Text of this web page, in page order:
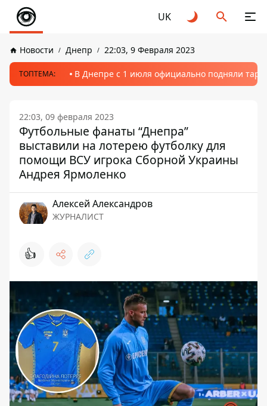
UK
Новости Днепр 22:03, 9 Февраля 2023
ТОПТЕМА: В Днепре с 1 июля официально подняли
22:03, 09 февраля 2023
Футбольные фанаты “Днепра”
выставили на лотерею футболку для
помощи ВСУ игрока Сборной Украины
Андрея Ярмоленко
Алексей Александров
ЖУРНАЛИСТ
👍